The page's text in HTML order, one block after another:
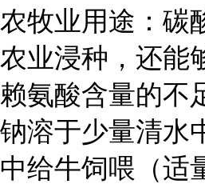
农牧业用途：碳
农业浸种，还能
赖氨酸含量的不
钠溶于少量清水
中给牛饲喂（适